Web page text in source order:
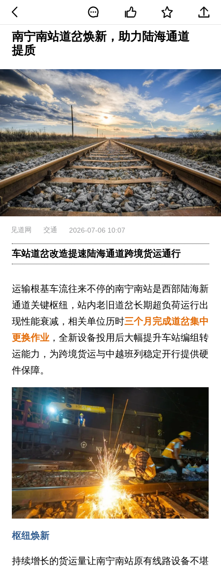
南宁南站道岔焕新，助力陆海通道
提质
见道网 交通 2026-07-06 10:07
车站道岔改造提速陆海通道跨境货运通行
运输根基车流往来不停的南宁南站是西部陆海新
通道关键枢纽，站内老旧道岔长期超负荷运行出
现性能衰减，相关单位历时三个月完成道岔集中
更换作业，全新设备投用后大幅提升车站编组转
运能力，为跨境货运与中越班列稳定开行提供硬
件保障。
枢纽焕新
持续增长的货运量让南宁南站原有线路设备不堪